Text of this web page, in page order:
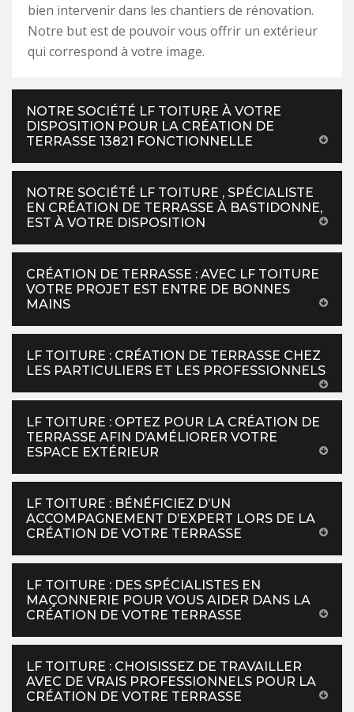
bien intervenir dans les chantiers de rénovation.
Notre but est de pouvoir vous offrir un extérieur
qui correspond à votre image.
NOTRE SOCIÉTÉ LF TOITURE À VOTRE
DISPOSITION POUR LA CRÉATION DE
TERRASSE 13821 FONCTIONNELLE
NOTRE SOCIÉTÉ LF TOITURE , SPÉCIALISTE
EN CRÉATION DE TERRASSE À BASTIDONNE,
EST À VOTRE DISPOSITION
CRÉATION DE TERRASSE : AVEC LF TOITURE
VOTRE PROJET EST ENTRE DE BONNES
MAINS
LF TOITURE : CRÉATION DE TERRASSE CHEZ
LES PARTICULIERS ET LES PROFESSIONNELS
LF TOITURE : OPTEZ POUR LA CRÉATION DE
TERRASSE AFIN D’AMÉLIORER VOTRE
ESPACE EXTÉRIEUR
LF TOITURE : BÉNÉFICIEZ D’UN
ACCOMPAGNEMENT D’EXPERT LORS DE LA
CRÉATION DE VOTRE TERRASSE
LF TOITURE : DES SPÉCIALISTES EN
MAÇONNERIE POUR VOUS AIDER DANS LA
CRÉATION DE VOTRE TERRASSE
LF TOITURE : CHOISISSEZ DE TRAVAILLER
AVEC DE VRAIS PROFESSIONNELS POUR LA
CRÉATION DE VOTRE TERRASSE